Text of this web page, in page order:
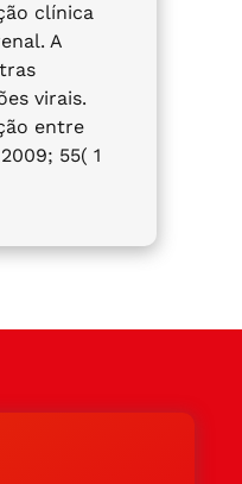
clínica
A
virais.
entre
55( 1